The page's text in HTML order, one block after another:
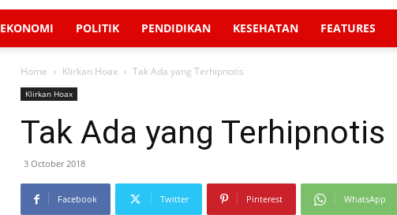
EKONOMI POLITIK PENDIDIKAN KESEHATAN FEATURES
Home Klirkan Hoax Tak Ada yang Terhipnotis
Klirkan Hoax
Tak Ada yang Terhipnotis
3 October 2018
Facebook Twitter Pinterest WhatsApp